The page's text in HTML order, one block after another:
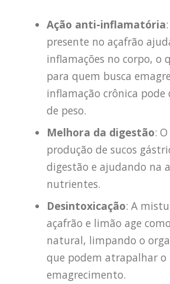
Ação anti-inflamatória
presente no açafrão
inflamações no corpo, o
para quem busca
inflamação crônica
de peso.
Melhora da digestão:
produção de sucos
digestão e ajudando na
nutrientes.
Desintoxicação: A
açafrão e limão age
natural, limpando o
que podem atrapalhar o
emagrecimento.